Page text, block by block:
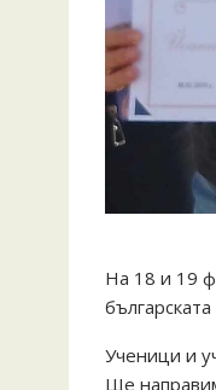
На 18 и 19
Ученици и
Ще